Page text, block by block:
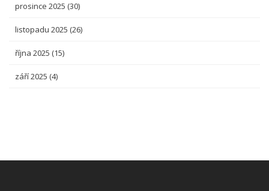
prosince 2025 (30)
listopadu 2025 (26)
října 2025 (15)
září 2025 (4)